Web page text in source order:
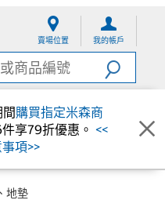
賣場位置 我的帳戶
購買指定米森商
享79折優惠。 <<
項>>
地墊